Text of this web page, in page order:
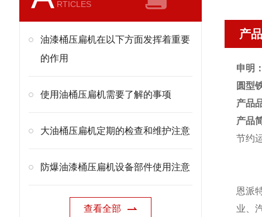
RTICLES
油漆桶压扁机在以下方面发挥着重要
的作用
使用油桶压扁机需要了解的事项
大油桶压扁机定期的检查和维护注意
防爆油漆桶压扁机设备部件使用注意
查看全部
产
申明
圆型
产品
产品
节约
恩派
业、